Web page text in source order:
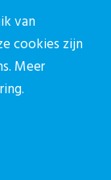
van
cookies zijn
Meer